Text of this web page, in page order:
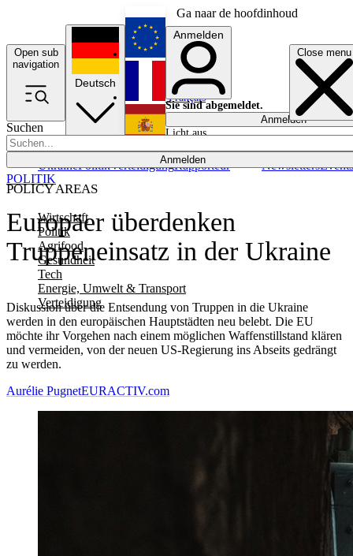
Ga naar de hoofdinhoud
Open sub
navigation
Close menu
Suchen
Anmelden
POLICY AREAS
Wirtschaft
Politik
Agrifood
Gesundheit
Tech
Energie, Umwelt & Transport
Verteidigung
UkrainePolitikVerteidigungRapporteur NewslettersEvents
Deutsch
English
Français
Anmelden
Sie sind abgemeldet.
Anmelden
Licht aus
Europäer überdenken
Truppeneinsatz in der Ukraine
Diskussion über die Entsendung von Truppen in die Ukraine
werden in den europäischen Hauptstädten neu belebt. Die EU
möchte ihr Vorgehen nach einem möglichen Waffenstillstand klären
und vermeiden, von der neuen US-Regierung ins Abseits gedrängt
zu werden.
POLITIK
Aurélie PugnetEURACTIV.com